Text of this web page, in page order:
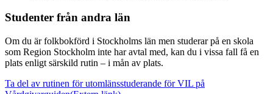
Studenter från andra län
Om du är folkbokförd i Stockholms län men studerar på en skola
som Region Stockholm inte har avtal med, kan du i vissa fall få en
plats enligt särskild rutin – i mån av plats.
Ta del av rutinen för utomlänsstuderande för VIL på